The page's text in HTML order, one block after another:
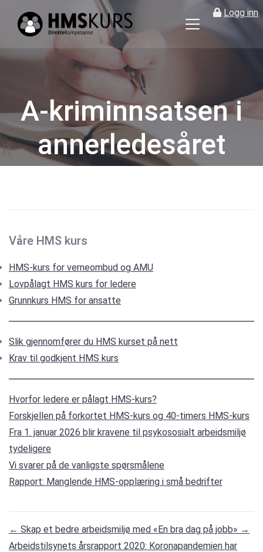
Logg inn
kurs
nett
for
ledere
og
verneombud
A-kriminnsatsen i
annerledesåret
Våre HMS kurs
HMS-kurs for verneombud og AMU
Lovpålagt HMS kurs for ledere
Grunnkurs HMS for ansatte
Slik gjennomfører du HMS kurset på nett
Krav til godkjent HMS kurs
Hvorfor ledere er pålagt HMS-kurs?
Forskjellen på forkortet HMS-kurs og 40-timers HMS-kurs
Fra 1. januar 2026 blir kravene til psykososialt arbeidsmiljø
tydeligere
Vi svarer på de vanligste spørsmålene
Rapport: Manglende HMS-opplæring i små bedrifter
← Skap et bedre arbeidsmiljø med «En bra dag på jobb» →
Arbeidstilsynets årsrapport 2020: Koronapandemien har